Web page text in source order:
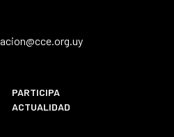
PARTICIPA
ACTUALIDAD